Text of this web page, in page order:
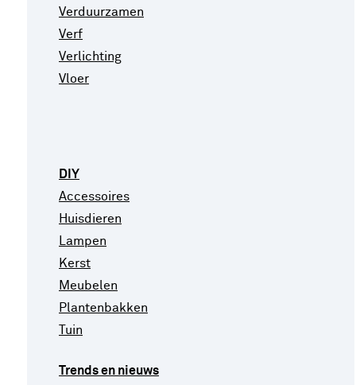
Verduurzamen
Verf
Verlichting
Vloer
DIY
Accessoires
Huisdieren
Lampen
Kerst
Meubelen
Plantenbakken
Tuin
Trends en nieuws